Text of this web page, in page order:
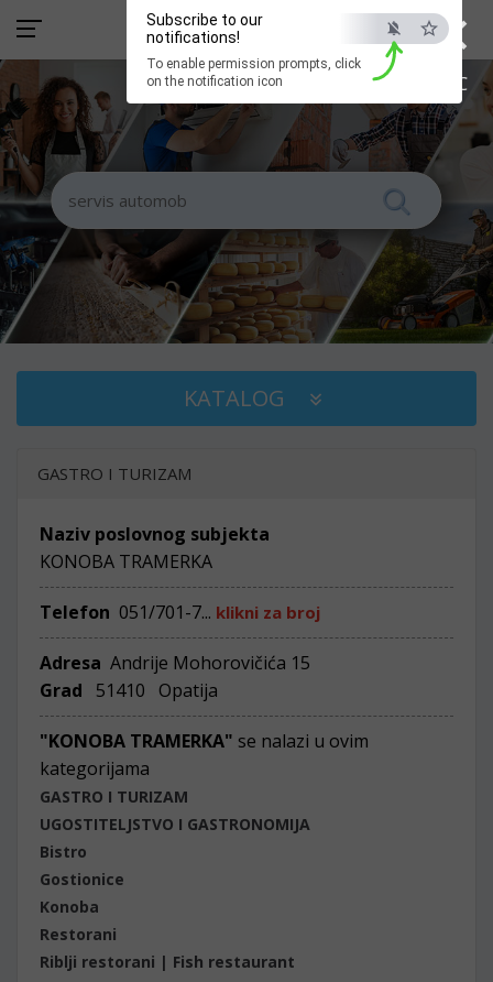
×
ESC
Subscribe to our
notifications!
To enable permission prompts, click
on the notification icon
KATALOG
GASTRO I TURIZAM
Naziv poslovnog subjekta
KONOBA TRAMERKA
Telefon 051/701-7... klikni za broj
Adresa Andrije Mohorovičića 15
Grad
51410 Opatija
"KONOBA TRAMERKA" se nalazi u ovim
kategorijama
GASTRO I TURIZAM
UGOSTITELJSTVO I GASTRONOMIJA
Bistro
Gostionice
Konoba
Restorani
Riblji restorani | Fish restaurant